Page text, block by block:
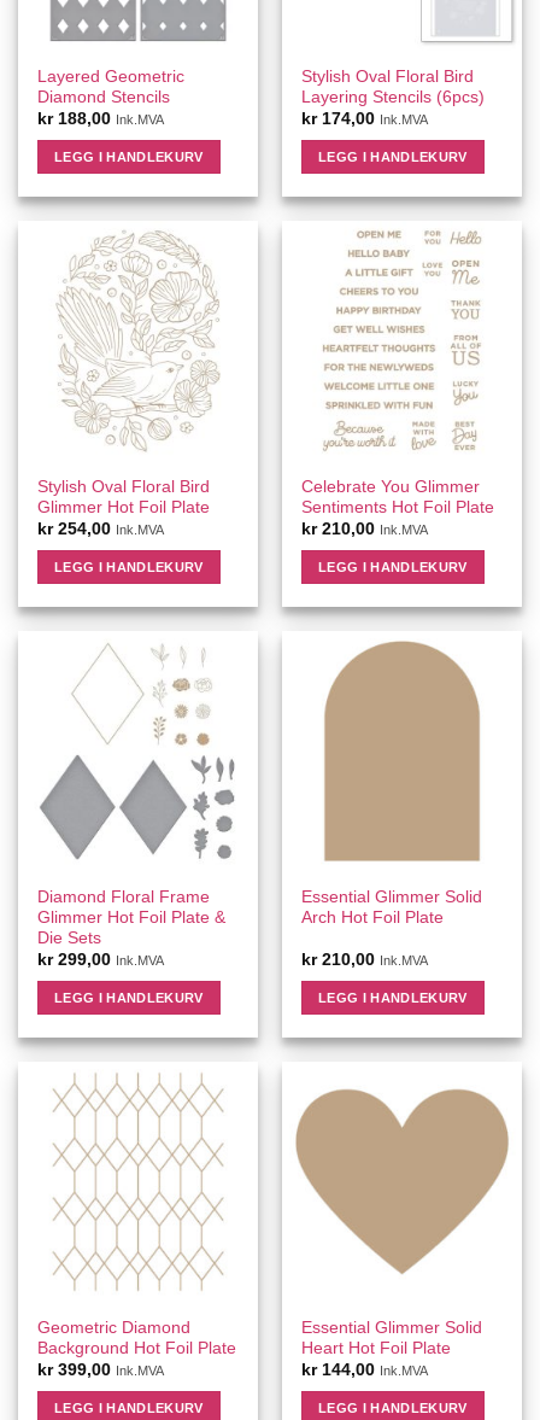
Layered Geometric
Diamond Stencils
kr188,00 Ink.MVA
LEGG I HANDLEKURV
Stylish Oval Floral Bird
Layering Stencils (6pcs)
kr174,00 Ink.MVA
LEGG I HANDLEKURV
Stylish Oval Floral Bird
Glimmer Hot Foil Plate
kr254,00 Ink.MVA
LEGG I HANDLEKURV
Celebrate You Glimmer
Sentiments Hot Foil Plate
kr210,00 Ink.MVA
LEGG I HANDLEKURV
Diamond Floral Frame
Glimmer Hot Foil Plate &
Die Sets
kr299,00 Ink.MVA
LEGG I HANDLEKURV
Essential Glimmer Solid
Arch Hot Foil Plate
kr210,00 Ink.MVA
LEGG I HANDLEKURV
Geometric Diamond
Background Hot Foil Plate
kr399,00 Ink.MVA
LEGG I HANDLEKURV
Essential Glimmer Solid
Heart Hot Foil Plate
kr144,00 Ink.MVA
LEGG I HANDLEKURV